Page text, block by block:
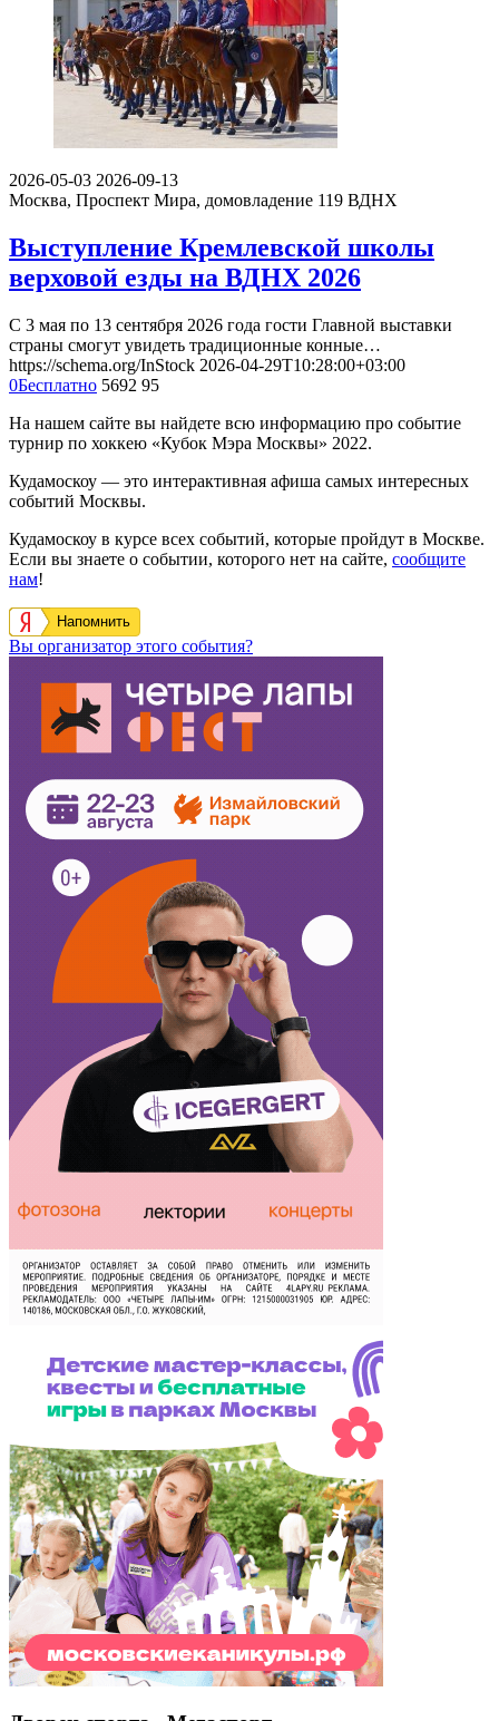
2026-05-03 2026-09-13
Москва, Проспект Мира, домовладение 119 ВДНХ
Выступление Кремлевской школы
верховой езды на ВДНХ 2026
С 3 мая по 13 сентября 2026 года гости Главной выставки
страны смогут увидеть традиционные конные…
https://schema.org/InStock 2026-04-29T10:28:00+03:00
0Бесплатно 5692 95
На нашем сайте вы найдете всю информацию про событие
турнир по хоккею «Кубок Мэра Москвы» 2022.
Кудамоскоу — это интерактивная афиша самых интересных
событий Москвы.
Кудамоскоу в курсе всех событий, которые пройдут в Москве.
Если вы знаете о событии, которого нет на сайте, сообщите
нам!
Напомнить
Вы организатор этого события?